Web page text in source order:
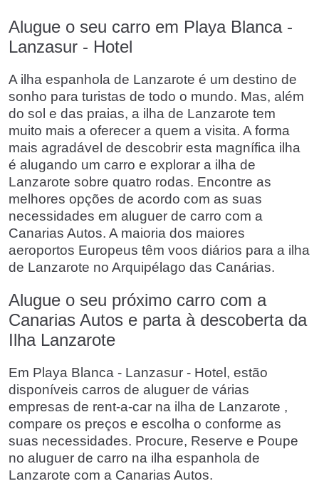
Alugue o seu carro em Playa Blanca -
Lanzasur - Hotel
A ilha espanhola de Lanzarote é um destino de
sonho para turistas de todo o mundo. Mas, além
do sol e das praias, a ilha de Lanzarote tem
muito mais a oferecer a quem a visita. A forma
mais agradável de descobrir esta magnífica ilha
é alugando um carro e explorar a ilha de
Lanzarote sobre quatro rodas. Encontre as
melhores opções de acordo com as suas
necessidades em aluguer de carro com a
Canarias Autos. A maioria dos maiores
aeroportos Europeus têm voos diários para a ilha
de Lanzarote no Arquipélago das Canárias.
Alugue o seu próximo carro com a
Canarias Autos e parta à descoberta da
Ilha Lanzarote
Em Playa Blanca - Lanzasur - Hotel, estão
disponíveis carros de aluguer de várias
empresas de rent-a-car na ilha de Lanzarote ,
compare os preços e escolha o conforme as
suas necessidades. Procure, Reserve e Poupe
no aluguer de carro na ilha espanhola de
Lanzarote com a Canarias Autos.